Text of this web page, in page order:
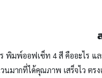
มพ์ออฟเซ็ท 4 สี คืออะไร แ
มากที่ได้คุณภาพ เสร็จไว ตร